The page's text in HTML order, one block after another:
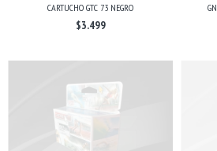
CARTUCHO GTC 73 NEGRO
$3.499